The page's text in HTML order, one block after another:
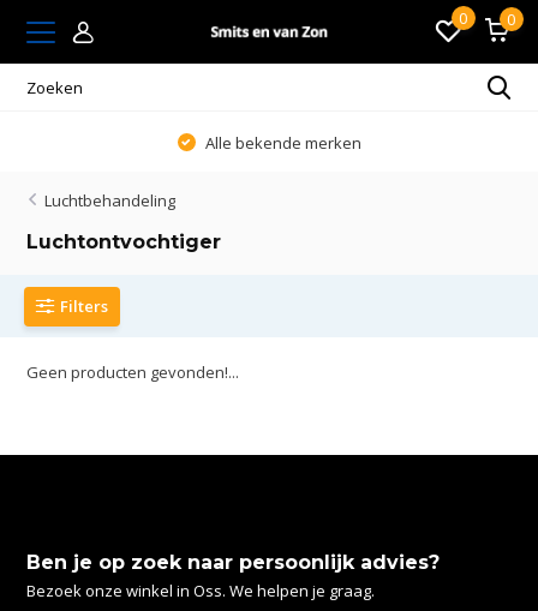
0 0
Alle bekende merken
Luchtbehandeling
Luchtontvochtiger
Filters
Geen producten gevonden!...
Ben je op zoek naar persoonlijk advies?
Bezoek onze winkel in Oss. We helpen je graag.